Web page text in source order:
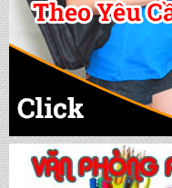
CẶP HỌC
CẶP HỌC